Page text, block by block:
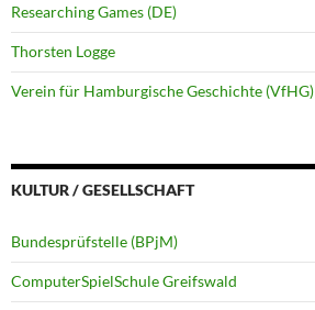
Researching Games (DE)
Thorsten Logge
Verein für Hamburgische Geschichte (VfHG)
KULTUR / GESELLSCHAFT
Bundesprüfstelle (BPjM)
ComputerSpielSchule Greifswald